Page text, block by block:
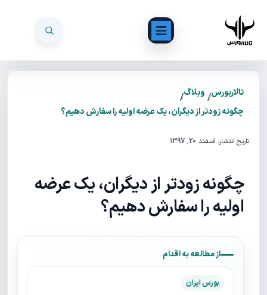
تالاربورس/ وبلاگ/
چگونه زودتر از دیگران، یک عرضه اولیه را سفارش دهیم؟
تاریخ انتشار: اسفند 20, 1397
چگونه زودتر از دیگران، یک عرضه
اولیه را سفارش دهیم؟
از مطالعه به اقدام
بورس ایران